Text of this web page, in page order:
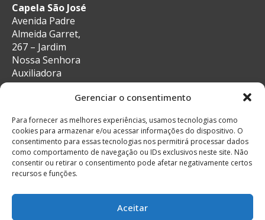
Gerenciar o consentimento
Para fornecer as melhores experiências, usamos tecnologias como
cookies para armazenar e/ou acessar informações do dispositivo. O
consentimento para essas tecnologias nos permitirá processar dados
como comportamento de navegação ou IDs exclusivos neste site. Não
consentir ou retirar o consentimento pode afetar negativamente certos
recursos e funções.
Aceitar
Capela São José
Avenida Padre
Almeida Garret,
267 – Jardim
Nossa Senhora
Auxiliadora
CEP: 13087-29 –
secretaria@auxiliadoracampinas.org.br
Telefone: 19-
3241-9713
Whatsapp: 19-
99132-4922